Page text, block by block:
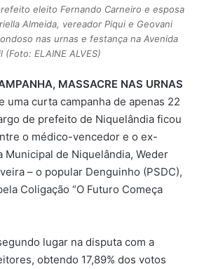
eleito Fernando Carneiro e esposa
Almeida, vereador Piqui e Geovani
nas urnas e festança na Avenida
(Foto: ELAINE ALVES)
MASSACRE NAS URNAS
uma curta campanha de apenas 22
de prefeito de Niquelândia ficou
o médico-vencedor e o ex-
Municipal de Niquelândia, Weder
– o popular Denguinho (PSDC),
Coligação “O Futuro Começa
lugar na disputa com a
obtendo 17,89% dos votos